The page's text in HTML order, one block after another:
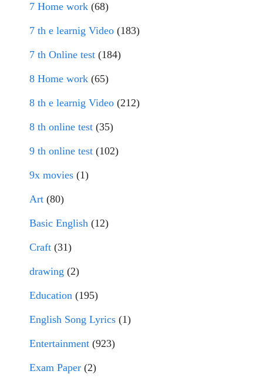
7 Home work (68)
7 th e learnig Video (183)
7 th Online test (184)
8 Home work (65)
8 th e learnig Video (212)
8 th online test (35)
9 th online test (102)
9x movies (1)
Art (80)
Basic English (12)
Craft (31)
drawing (2)
Education (195)
English Song Lyrics (1)
Entertainment (923)
Exam Paper (2)